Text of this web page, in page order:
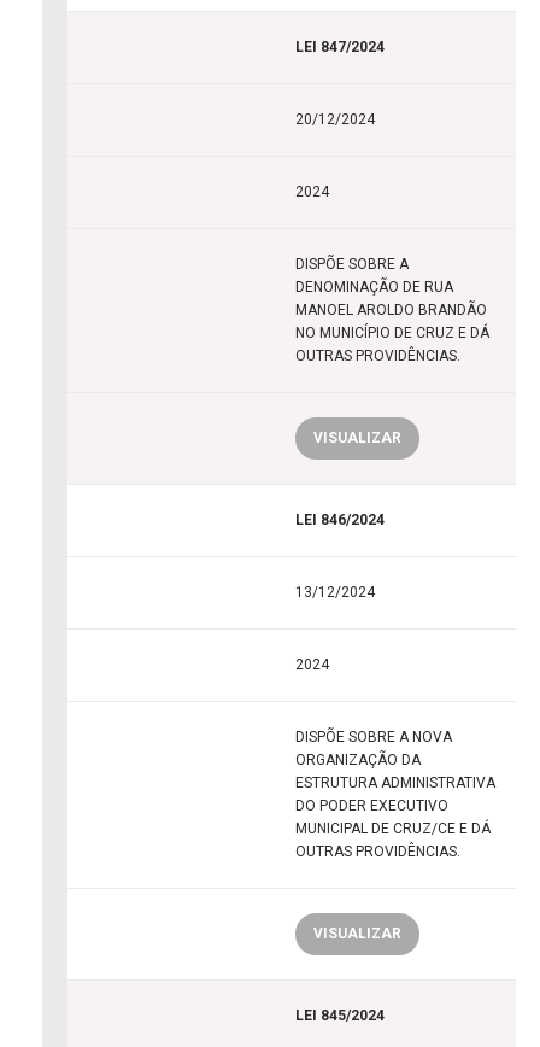
LEI 847/2024
20/12/2024
2024
DISPÕE SOBRE A
DENOMINAÇÃO DE RUA
MANOEL AROLDO BRANDÃO
NO MUNICÍPIO DE CRUZ E DÁ
OUTRAS PROVIDÊNCIAS.
VISUALIZAR
LEI 846/2024
13/12/2024
2024
DISPÕE SOBRE A NOVA
ORGANIZAÇÃO DA
ESTRUTURA ADMINISTRATIVA
DO PODER EXECUTIVO
MUNICIPAL DE CRUZ/CE E DÁ
OUTRAS PROVIDÊNCIAS.
VISUALIZAR
LEI 845/2024